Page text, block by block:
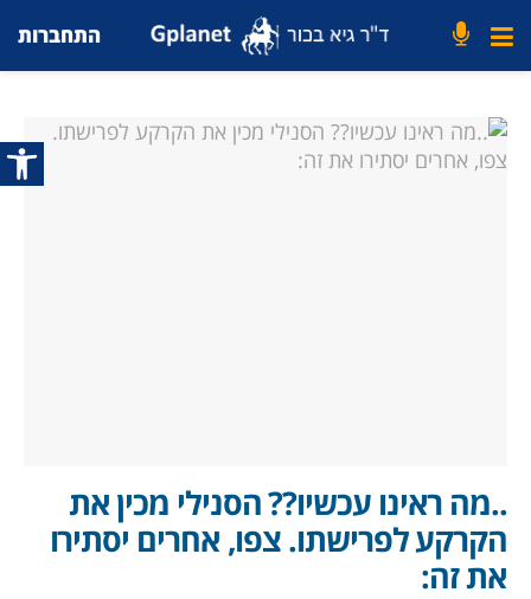
פתח
התחברות
..מה ראינו עכשיו?? הסנילי מכין את
הקרקע לפרישתו. צפו, אחרים יסתירו
את זה: